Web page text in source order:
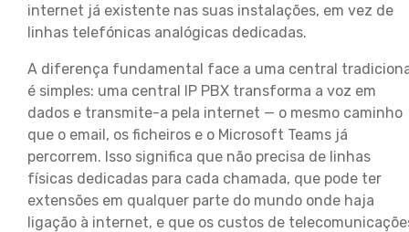
internet já existente nas suas instalações, em vez de
linhas telefónicas analógicas dedicadas.
A diferença fundamental face a uma central
é simples: uma central IP PBX transforma a voz em
dados e transmite-a pela internet — o mesmo caminho
que o email, os ficheiros e o Microsoft Teams já
percorrem. Isso significa que não precisa de linhas
físicas dedicadas para cada chamada, que pode ter
extensões em qualquer parte do mundo onde haja
ligação à internet, e que os custos de